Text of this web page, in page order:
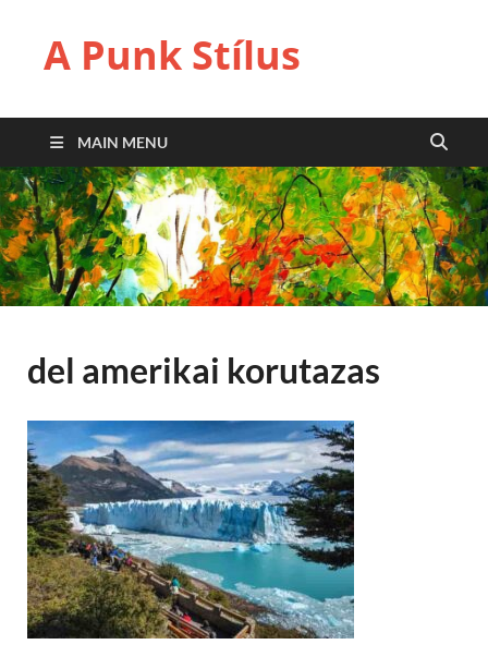
A Punk Stílus
MAIN MENU
del amerikai korutazas